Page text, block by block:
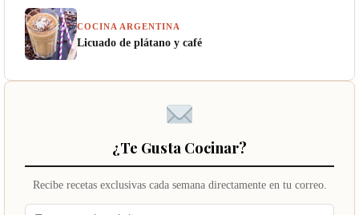
COCINA ARGENTINA
Licuado de plátano y café
¿Te Gusta Cocinar?
Recibe recetas exclusivas cada semana directamente en tu correo.